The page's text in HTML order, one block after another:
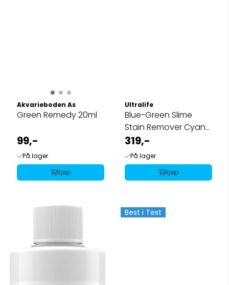
Akvarieboden As
Green Remedy 20ml
99,-
På lager
Kjøp
Ultralife
Blue-Green Slime
Stain Remover Cyano
/ BGA 20gram
319,-
På lager
Kjøp
Best i Test